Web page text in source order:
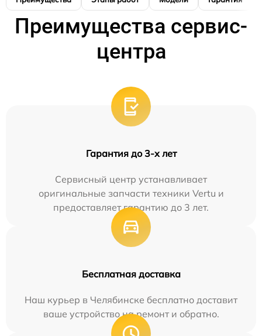
Преимущества сервис-
центра
Гарантия до 3-х лет
Сервисный центр устанавливает
оригинальные запчасти техники Vertu и
предоставляет гарантию до 3 лет.
Бесплатная доставка
Наш курьер в Челябинске бесплатно доставит
ваше устройство на ремонт и обратно.